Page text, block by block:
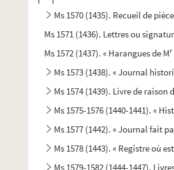
Ms 1570 (1435). Recueil de
Ms 1571 (1436). Lettres ou
Ms 1572 (1437). « Harangues de Mr
Ms 1573 (1438). « Journal
Ms 1574 (1439). Livre de
Ms 1575-1576 (1440-1441). «
Ms 1577 (1442). « Journal fait
Ms 1578 (1443). « Registre où
Ms 1579-1582 (1444-1447).